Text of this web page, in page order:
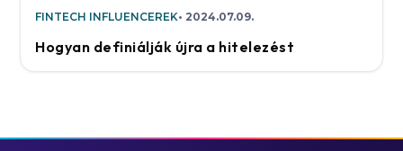
FINTECH INFLUENCEREK 2024.07.09.
Hogyan definiálják újra a hitelezést